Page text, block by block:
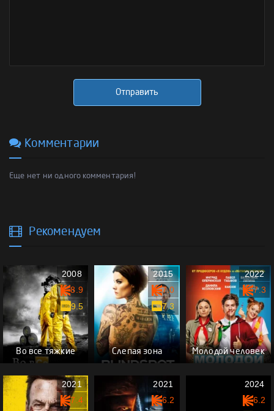
Отправить
Комментарии
Еще нет ни одного комментария!
Рекомендуем
Во все тяжкие
2008
8.9
9.5
Слепая зона
2015
7.0
7.3
Молодой человек
2022
7.3
2021
7.4
2021
6.2
2024
6.2